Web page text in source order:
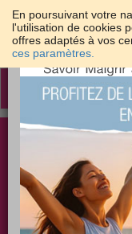
En poursuivant votre
l'utilisation de cookies
offres adaptés à vos
ces paramètres.
Toggle
Les meilleures